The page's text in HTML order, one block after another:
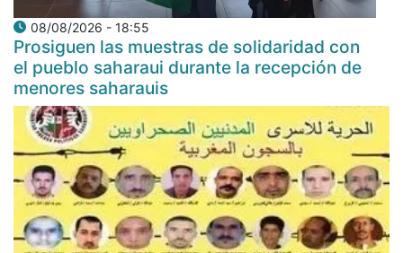
08/08/2026 - 18:55
Prosiguen las muestras de solidaridad con
el pueblo saharaui durante la recepción de
menores saharauis